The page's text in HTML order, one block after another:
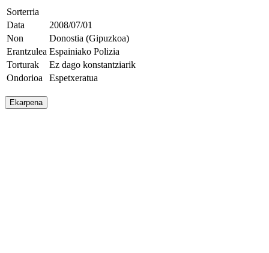
Sorterria
Data
2008/07/01
Non
Donostia (Gipuzkoa)
Erantzulea Espainiako Polizia
Torturak
Ez dago konstantziarik
Ondorioa
Espetxeratua